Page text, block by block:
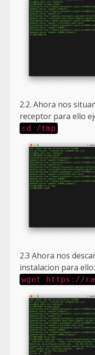
2.2. Ahora nos
receptor para ello
cd /tmp
2.3 Ahora nos
instalacion para ello:
wget https://